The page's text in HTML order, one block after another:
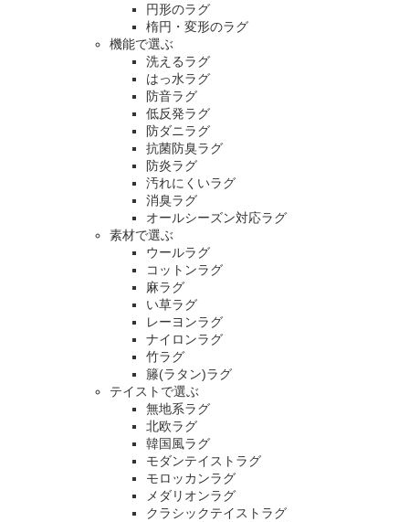
円形のラグ
楕円・変形のラグ
機能で選ぶ
洗えるラグ
はっ水ラグ
防音ラグ
低反発ラグ
防ダニラグ
抗菌防臭ラグ
防炎ラグ
汚れにくいラグ
消臭ラグ
オールシーズン対応ラグ
素材で選ぶ
ウールラグ
コットンラグ
麻ラグ
い草ラグ
レーヨンラグ
ナイロンラグ
竹ラグ
籐(ラタン)ラグ
テイストで選ぶ
無地系ラグ
北欧ラグ
韓国風ラグ
モダンテイストラグ
モロッカンラグ
メダリオンラグ
クラシックテイストラグ